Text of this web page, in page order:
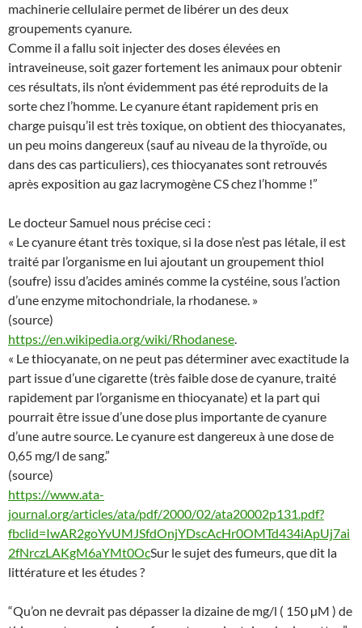
machinerie cellulaire permet de libérer un des deux
groupements cyanure.
Comme il a fallu soit injecter des doses élevées en
intraveineuse, soit gazer fortement les animaux pour obtenir
ces résultats, ils n’ont évidemment pas été reproduits de la
sorte chez l’homme. Le cyanure étant rapidement pris en
charge puisqu’il est très toxique, on obtient des thiocyanates,
un peu moins dangereux (sauf au niveau de la thyroïde, ou
dans des cas particuliers), ces thiocyanates sont retrouvés
après exposition au gaz lacrymogène CS chez l’homme !”
Le docteur Samuel nous précise ceci :
« Le cyanure étant très toxique, si la dose n’est pas létale, il est
traité par l’organisme en lui ajoutant un groupement thiol
(soufre) issu d’acides aminés comme la cystéine, sous l’action
d’une enzyme mitochondriale, la rhodanese. »
(source)
https://en.wikipedia.org/wiki/Rhodanese.
« Le thiocyanate, on ne peut pas déterminer avec exactitude la
part issue d’une cigarette (très faible dose de cyanure, traité
rapidement par l’organisme en thiocyanate) et la part qui
pourrait être issue d’une dose plus importante de cyanure
d’une autre source. Le cyanure est dangereux à une dose de
0,65 mg/l de sang.”
(source)
https://www.ata-
journal.org/articles/ata/pdf/2000/02/ata20002p131.pdf?
fbclid=IwAR2goYvUMJSfdOnjYDscAcHr0OMTd434iApUj7ai
2fNrczLAKgM6aYMt0OcSur le sujet des fumeurs, que dit la
littérature et les études ?
“Qu’on ne devrait pas dépasser la dizaine de mg/l ( 150 µM ) de